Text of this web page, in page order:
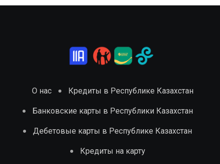
О нас Кредиты в Республике Казахстан
Банковские карты в Республики Казахстан
Дебетовые карты в Республике Казахстан
Кредиты на карту